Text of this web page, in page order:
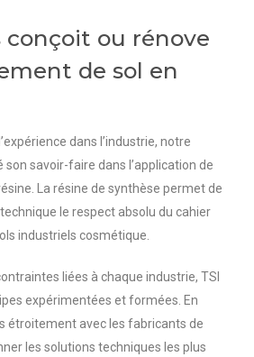
conçoit ou rénove
de sol en
dans l’industrie, notre
savoir-faire dans l’application de
La résine de synthèse permet de
le respect absolu du cahier
industriels cosmétique.
liées à chaque industrie, TSI
expérimentées et formées. En
étroitement avec les fabricants de
les solutions techniques les plus